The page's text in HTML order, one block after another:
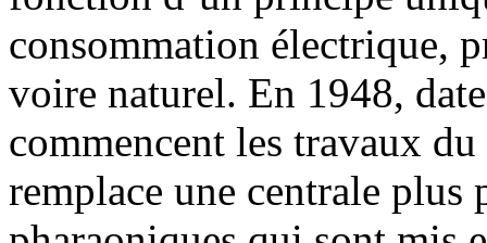
consommation électrique,
voire naturel. En 1948,
commencent les travaux
remplace une centrale plus